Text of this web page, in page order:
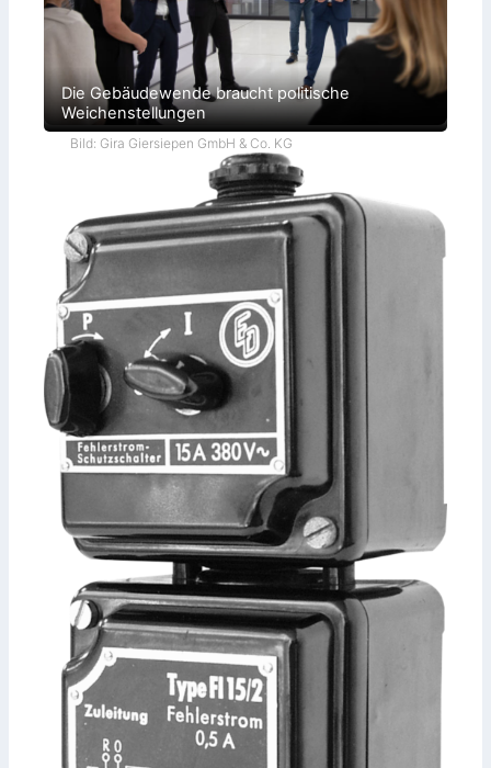
Die Gebäudewende braucht politische
Weichenstellungen
Bild: Gira Giersiepen GmbH & Co. KG